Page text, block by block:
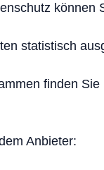
können
statistisch
finden Sie
Anbieter: